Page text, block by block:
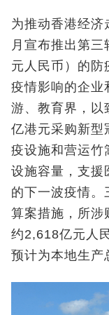
为推动香港经
月宣布推出第
元人民币）的防
疫情影响的企业
游、教育界，以
亿港元采购新型
疫设施和营运竹
设施容量，支援
的下一波疫情。
算案措施，所涉
约2,618亿元人
预计为本地生产